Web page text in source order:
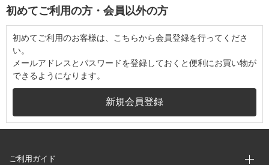
初めてご利用の方・会員以外の方
初めてご利用のお客様は、こちらから会員登録を行ってくださ
い。
メールアドレスとパスワードを登録しておくと便利にお買い物が
できるようになります。
ご利用ガイド